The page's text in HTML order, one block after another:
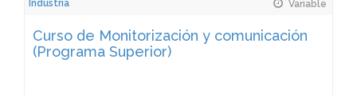
Industria Variable
Curso de Monitorización y comunicación
(Programa Superior)